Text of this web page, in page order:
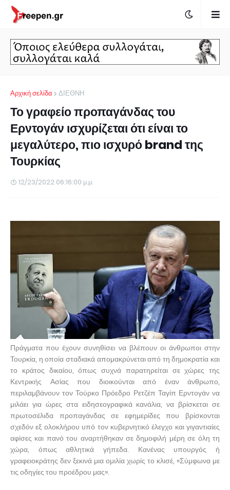
Αρχική σελίδα ΔΙΕΘΝΗ
Το γραφείο προπαγάνδας του
Ερντογάν ισχυρίζεται ότι είναι το
μεγαλύτερο, πιο ισχυρό brand της
Τουρκίας
12/23/2022 06:16:00 μ.μ.
Πράγματα που έχουν συνηθίσει να βλέπουν οι άνθρωποι στην
Τουρκία, η οποία σταδιακά απομακρύνεται από τη δημοκρατία και
το κράτος δικαίου, όπως συχνά παρατηρείται σε χώρες της
Κεντρικής Ασίας που διοικούνται από έναν άνθρωπο,
περιλαμβάνουν τον Τούρκο Πρόεδρο Ρετζέπ Ταγίπ Ερντογάν να
μιλάει για ώρες στα ειδησεογραφικά κανάλια, να βρίσκεται σε
πρωτοσέλιδα προπαγάνδας σε εφημερίδες που βρίσκονται
σχεδόν εξ ολοκλήρου υπό τον κυβερνητικό έλεγχο και γιγαντιαίες
αφίσες και πανό του αναρτήθηκαν σε δημοφιλή μέρη σε όλη τη
χώρα, όπως αθλητικά γήπεδα. Κανένας υπουργός ή
γραφειοκράτης δεν ξεκινά μια ομιλία χωρίς το κλισέ, «Σύμφωνα με
τις οδηγίες του προέδρου μας».